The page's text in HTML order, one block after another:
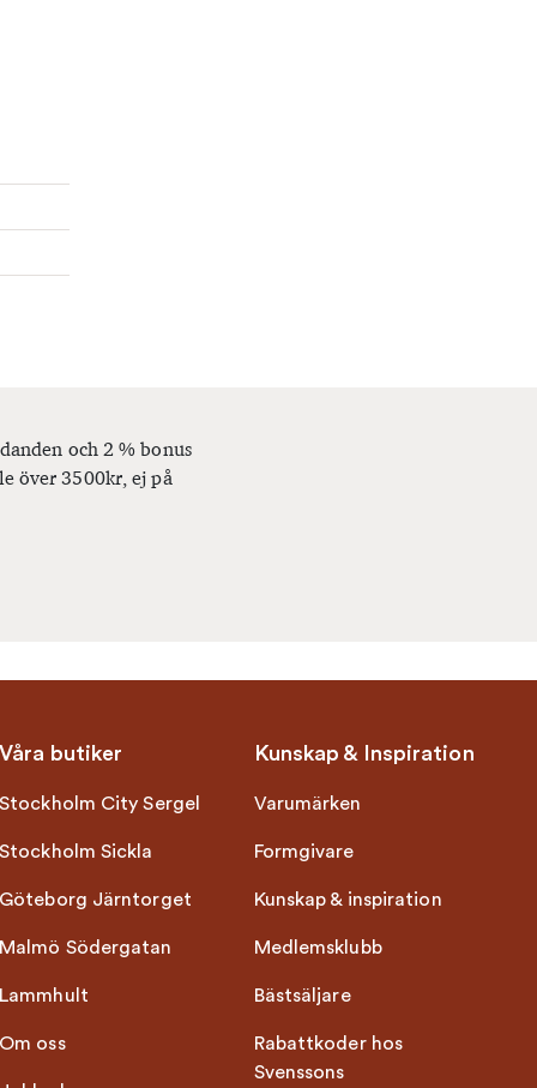
och 2 % bonus
över 3500kr, ej på
Våra butiker
Stockholm City Sergel
Stockholm Sickla
Göteborg Järntorget
Malmö Södergatan
Lammhult
Om oss
Kunskap & Inspiration
Varumärken
Formgivare
Kunskap & inspiration
Medlemsklubb
Bästsäljare
Rabattkoder hos
Svenssons